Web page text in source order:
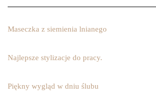
Maseczka z siemienia lnianego
Najlepsze stylizacje do pracy.
Piękny wygląd w dniu ślubu